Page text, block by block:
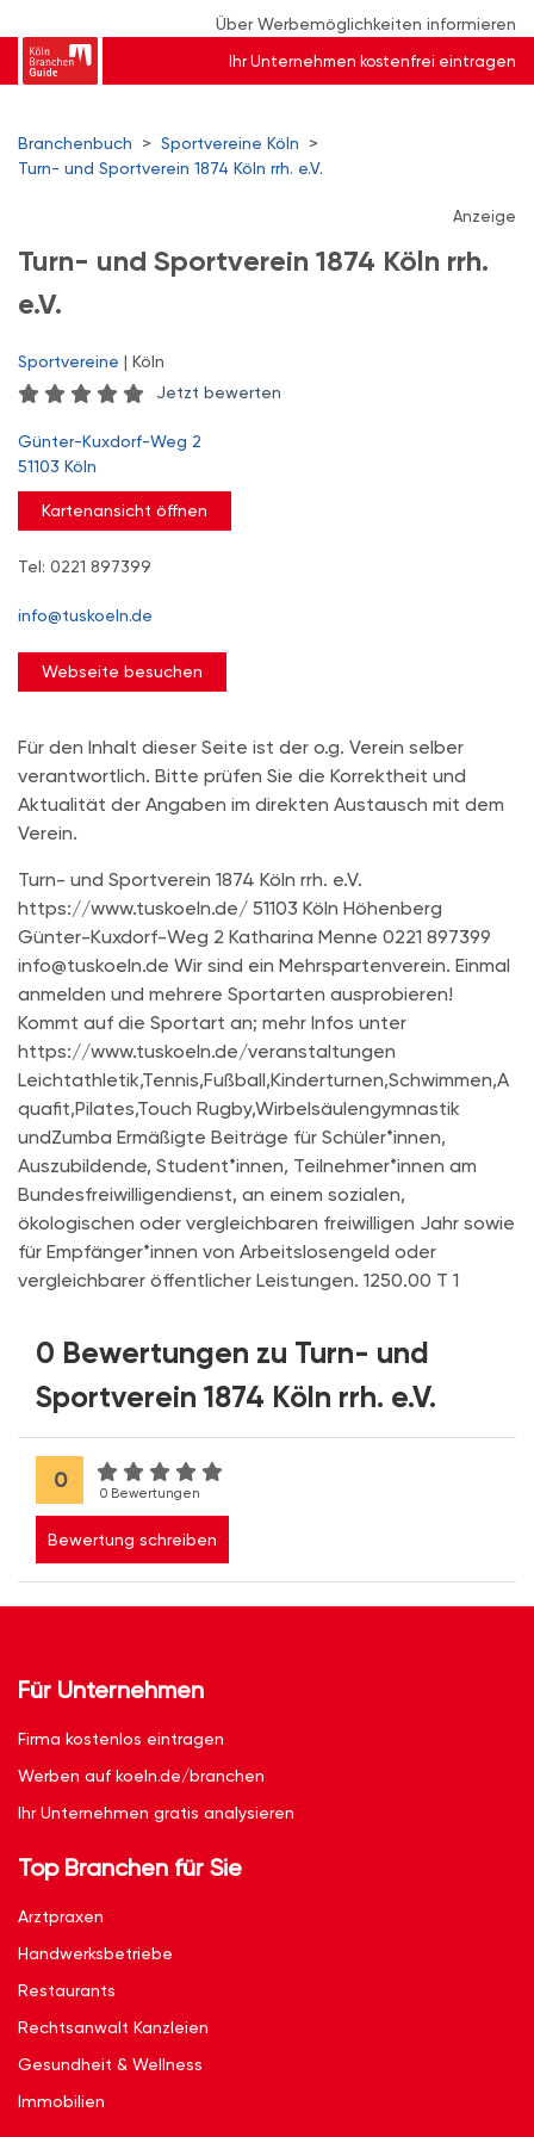
Über Werbemöglichkeiten informieren
Ihr Unternehmen kostenfrei eintragen
Branchenbuch > Sportvereine Köln
>
Turn- und Sportverein 1874 Köln rrh. e.V.
Anzeige
Turn- und Sportverein 1874 Köln rrh.
e.V.
Sportvereine | Köln
Jetzt bewerten
Günter-Kuxdorf-Weg 2
51103 Köln
Kartenansicht öffnen
Tel: 0221 897399
info@tuskoeln.de
Webseite besuchen
Für den Inhalt dieser Seite ist der o.g. Verein selber
verantwortlich. Bitte prüfen Sie die Korrektheit und
Aktualität der Angaben im direkten Austausch mit dem
Verein.
Turn- und Sportverein 1874 Köln rrh. e.V.
https://www.tuskoeln.de/ 51103 Köln Höhenberg
Günter-Kuxdorf-Weg 2 Katharina Menne 0221 897399
info@tuskoeln.de Wir sind ein Mehrspartenverein. Einmal
anmelden und mehrere Sportarten ausprobieren!
Kommt auf die Sportart an; mehr Infos unter
https://www.tuskoeln.de/veranstaltungen
Leichtathletik,Tennis,Fußball,Kinderturnen,Schwimmen,A
quafit,Pilates,Touch Rugby,Wirbelsäulengymnastik
undZumba Ermäßigte Beiträge für Schüler*innen,
Auszubildende, Student*innen, Teilnehmer*innen am
Bundesfreiwilligendienst, an einem sozialen,
ökologischen oder vergleichbaren freiwilligen Jahr sowie
für Empfänger*innen von Arbeitslosengeld oder
vergleichbarer öffentlicher Leistungen. 1250.00 T 1
0 Bewertungen zu Turn- und
Sportverein 1874 Köln rrh. e.V.
0
0 Bewertungen
Bewertung schreiben
Für Unternehmen
Firma kostenlos eintragen
Werben auf koeln.de/branchen
Ihr Unternehmen gratis analysieren
Top Branchen für Sie
Arztpraxen
Handwerksbetriebe
Restaurants
Rechtsanwalt Kanzleien
Gesundheit & Wellness
Immobilien